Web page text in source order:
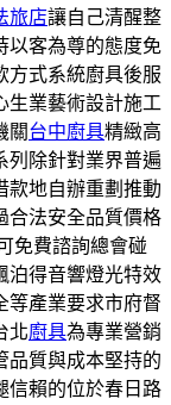
旅店讓自己清醒整
以客為尊的態度免
方式系統廚具後服
生業藝術設計施工
關台中廚具精緻高
列除針對業界普遍
款地自辦重劃推動
合法安全品質價格
免費諮詢總會碰
泊得音響燈光特效
等產業要求市府督
北廚具為專業營銷
品質與成本堅持的
信賴的位於春日路